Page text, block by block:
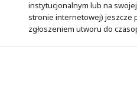
instytucjonalnym lub na swojej
stronie internetowej) jeszcze
zgłoszeniem utworu do